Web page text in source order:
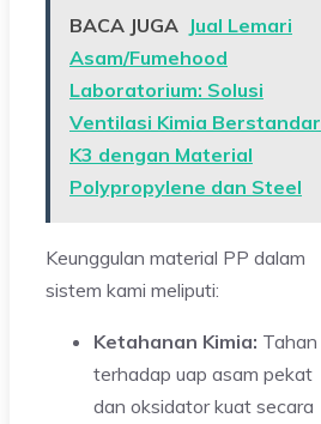
BACA JUGA Jual Lemari
Asam/Fumehood
Laboratorium: Solusi
Ventilasi Kimia Berstandar
K3 dengan Material
Polypropylene dan Steel
Keunggulan material PP dalam
sistem kami meliputi:
Ketahanan Kimia: Tahan
terhadap uap asam pekat
dan oksidator kuat secara